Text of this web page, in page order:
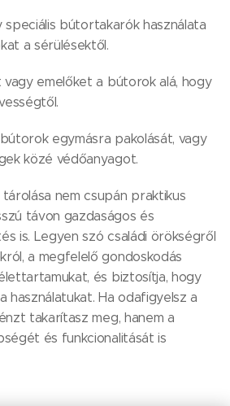
speciális bútortakarók használata
a sérülésektől.
emelőket a bútorok alá, hogy
egymásra pakolását, vagy
közé védőanyagot.
nem csupán praktikus
távon gazdaságos és
is. Legyen szó családi örökségről
a megfelelő gondoskodás
és biztosítja, hogy
használatukat. Ha odafigyelsz a
takarítasz meg, hanem a
és funkcionalitását is